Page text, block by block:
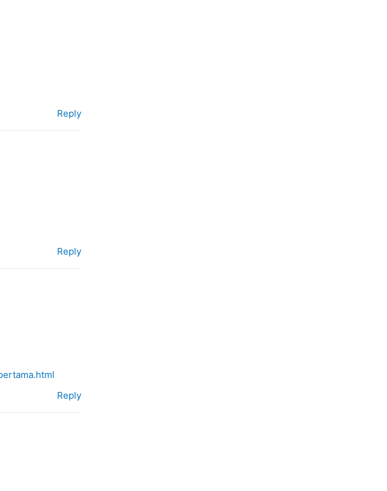
Reply
Reply
Reply